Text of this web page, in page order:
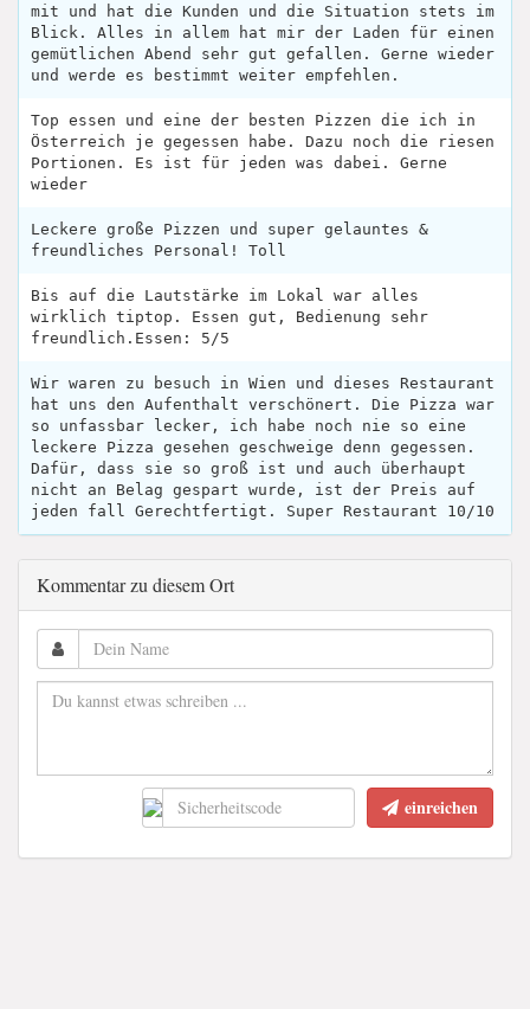
mit und hat die Kunden und die Situation stets im
Blick. Alles in allem hat mir der Laden für einen
gemütlichen Abend sehr gut gefallen. Gerne wieder
und werde es bestimmt weiter empfehlen.
Top essen und eine der besten Pizzen die ich in
Österreich je gegessen habe. Dazu noch die riesen
Portionen. Es ist für jeden was dabei. Gerne
wieder
Leckere große Pizzen und super gelauntes &
freundliches Personal! Toll
Bis auf die Lautstärke im Lokal war alles
wirklich tiptop. Essen gut, Bedienung sehr
freundlich.Essen: 5/5
Wir waren zu besuch in Wien und dieses Restaurant
hat uns den Aufenthalt verschönert. Die Pizza war
so unfassbar lecker, ich habe noch nie so eine
leckere Pizza gesehen geschweige denn gegessen.
Dafür, dass sie so groß ist und auch überhaupt
nicht an Belag gespart wurde, ist der Preis auf
jeden fall Gerechtfertigt. Super Restaurant 10/10
Kommentar zu diesem Ort
einreichen